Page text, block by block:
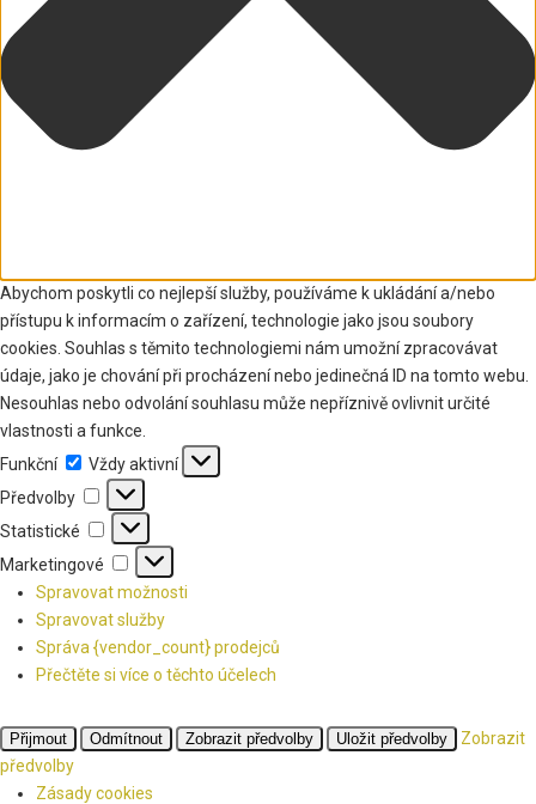
Abychom poskytli co nejlepší služby, používáme k ukládání a/nebo
přístupu k informacím o zařízení, technologie jako jsou soubory
cookies. Souhlas s těmito technologiemi nám umožní zpracovávat
údaje, jako je chování při procházení nebo jedinečná ID na tomto webu.
Nesouhlas nebo odvolání souhlasu může nepříznivě ovlivnit určité
vlastnosti a funkce.
Funkční
Funkční
Vždy aktivní
Předvolby
Předvolby
Statistické Statistické
Marketingové
Marketingové
Spravovat možnosti
Spravovat služby
Správa {vendor_count} prodejců
Přečtěte si více o těchto účelech
Přijmout Odmítnout Zobrazit předvolby Uložit předvolby
Zobrazit
předvolby
Zásady cookies